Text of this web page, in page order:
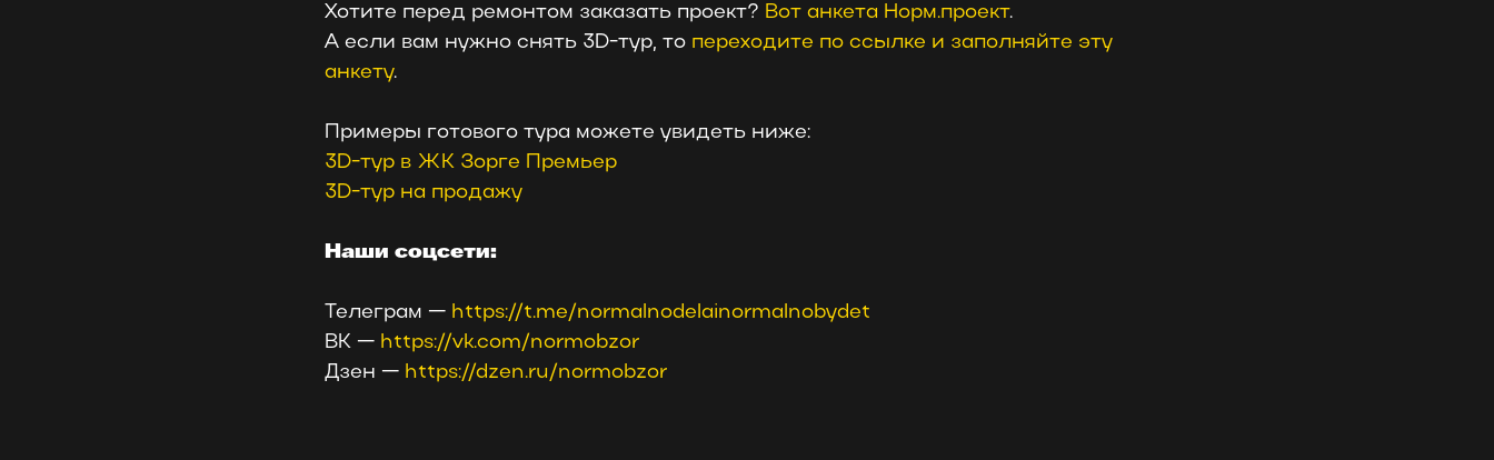
Хотите перед ремонтом заказать проект? Вот анкета Норм.проект.
А если вам нужно снять 3D-тур, то переходите по ссылке и заполняйте эту
анкету.
Примеры готового тура можете увидеть ниже:
3D-тур в ЖК Зорге Премьер
3D-тур на продажу
Наши соцсети:
Телеграм — https://t.me/normalnodelainormalnobydet
ВК — https://vk.com/normobzor
Дзен — https://dzen.ru/normobzor